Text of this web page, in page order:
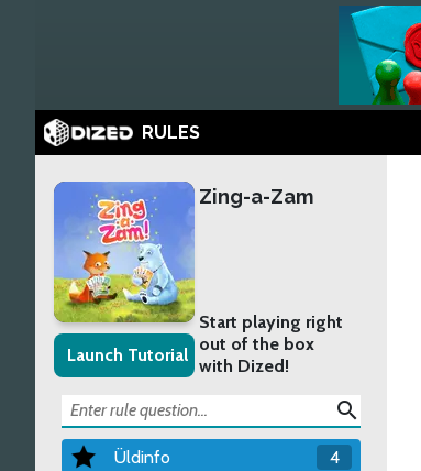
RULES
Launch Tutorial
Zing-a-Zam
Start playing right
out of the box
with Dized!
search
Üldinfo
4